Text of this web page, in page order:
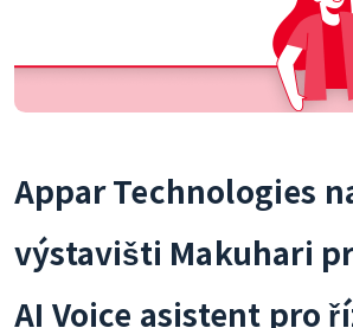
Appar Technologies
výstavišti Makuhari
AI Voice asistent pro